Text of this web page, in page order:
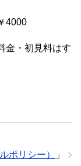
4000
金・初見料はす
ポリシー） 」